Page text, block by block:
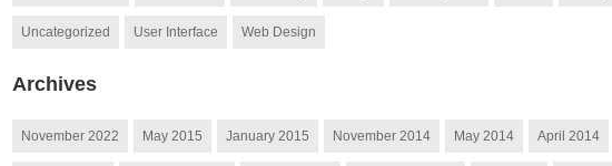
Uncategorized User Interface Web Design
Archives
November 2022 May 2015 January 2015 November 2014 May 2014 April 2014